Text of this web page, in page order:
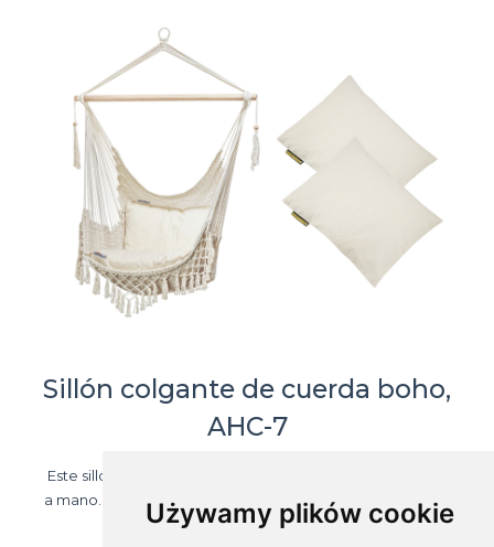
Używamy plików cookie
Sillón colgante de cuerda boho,
AHC-7
Este sillón colgante está hecho de los bramantes tejidos
a mano. Une dos rasgos – presencia clásica y comodidad
del uso.